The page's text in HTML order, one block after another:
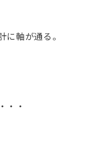
に軸が通る。
・・